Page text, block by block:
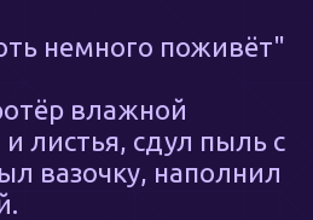
немного поживёт"
влажной
листья, сдул пыль с
вазочку, наполнил